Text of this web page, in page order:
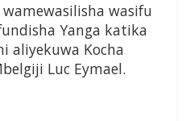
wamewasilisha wasifu
Yanga katika
aliyekuwa Kocha
Luc Eymael.